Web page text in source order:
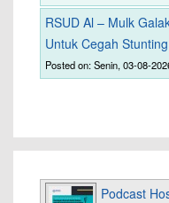
RSUD Al – Mulk
Untuk Cegah Stunting
Posted on: Senin, 03-08-
Podcast